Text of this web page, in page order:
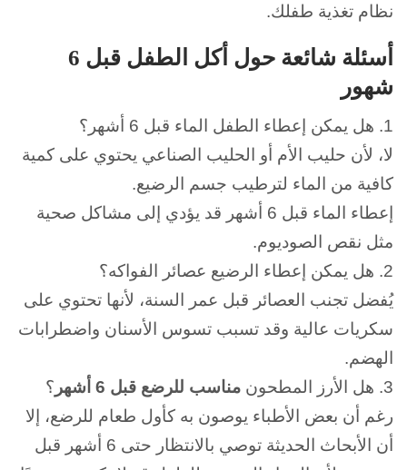
نظام تغذية طفلك.
أسئلة شائعة حول أكل الطفل قبل 6
شهور
1. هل يمكن إعطاء الطفل الماء قبل 6 أشهر؟
لا، لأن حليب الأم أو الحليب الصناعي يحتوي على كمية
كافية من الماء لترطيب جسم الرضيع.
إعطاء الماء قبل 6 أشهر قد يؤدي إلى مشاكل صحية
مثل نقص الصوديوم.
2. هل يمكن إعطاء الرضيع عصائر الفواكه؟
يُفضل تجنب العصائر قبل عمر السنة، لأنها تحتوي على
سكريات عالية وقد تسبب تسوس الأسنان واضطرابات
الهضم.
3. هل الأرز المطحون مناسب للرضع قبل 6 أشهر
؟
رغم أن بعض الأطباء يوصون به كأول طعام للرضع، إلا
أن الأبحاث الحديثة توصي بالانتظار حتى 6 أشهر قبل